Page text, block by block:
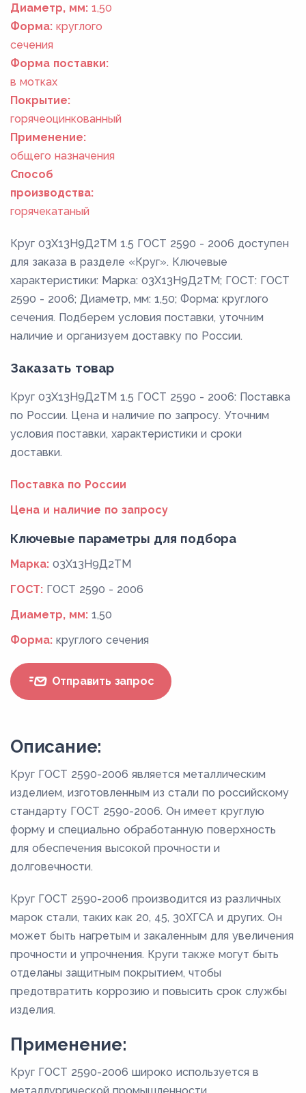
Диаметр, мм: 1,50
Форма: круглого
сечения
Форма поставки:
в мотках
Покрытие:
горячеоцинкованный
Применение:
общего назначения
Способ
производства:
горячекатаный
Круг 03Х13Н9Д2ТМ 1.5 ГОСТ 2590 - 2006 доступен
для заказа в разделе «Круг». Ключевые
характеристики: Марка: 03Х13Н9Д2ТМ; ГОСТ: ГОСТ
2590 - 2006; Диаметр, мм: 1,50; Форма: круглого
сечения. Подберем условия поставки, уточним
наличие и организуем доставку по России.
Заказать товар
Круг 03Х13Н9Д2ТМ 1.5 ГОСТ 2590 - 2006: Поставка
по России. Цена и наличие по запросу. Уточним
условия поставки, характеристики и сроки
доставки.
Поставка по России
Цена и наличие по запросу
Ключевые параметры для подбора
Марка: 03Х13Н9Д2ТМ
ГОСТ: ГОСТ 2590 - 2006
Диаметр, мм: 1,50
Форма: круглого сечения
Отправить запрос
Описание:
Круг ГОСТ 2590-2006 является металлическим
изделием, изготовленным из стали по российскому
стандарту ГОСТ 2590-2006. Он имеет круглую
форму и специально обработанную поверхность
для обеспечения высокой прочности и
долговечности.
Круг ГОСТ 2590-2006 производится из различных
марок стали, таких как 20, 45, 30ХГСА и других. Он
может быть нагретым и закаленным для увеличения
прочности и упрочнения. Круги также могут быть
отделаны защитным покрытием, чтобы
предотвратить коррозию и повысить срок службы
изделия.
Применение:
Круг ГОСТ 2590-2006 широко используется в
металлургической промышленности,